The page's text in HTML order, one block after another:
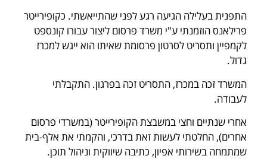
התפנית בעלילה הגיעה רגע לפני שהתייאשתי. כקופירייטר
פרילאנס הוזמנתי ע"י משרד פרסום ליצור עבורו קונספט
לקמפיין ותסריט לסרטון פרסומת שאיתו הוא ייגש למכרז
גדול.
המשרד זכה במכרז, התסריט זכה בפרגון. התקבלתי
לעבודה.
אחרי שנתיים וחצי במשבצת הקופירייטר (במשרדי פרסום
אחרים), החלטתי לעשות זאת בדרכי, והקמתי את אלף-בית
שמתמחה בשירותי אפיון, כתיבה שיווקית וניהול תוכן.